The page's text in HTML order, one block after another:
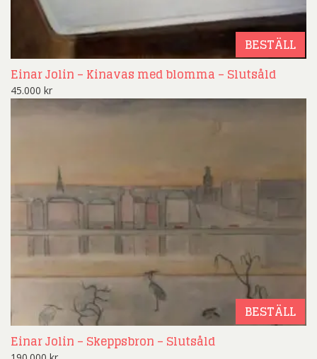
BESTÄLL
Einar Jolin – Kinavas med blomma – Slutsåld
45.000 kr
BESTÄLL
Einar Jolin – Skeppsbron – Slutsåld